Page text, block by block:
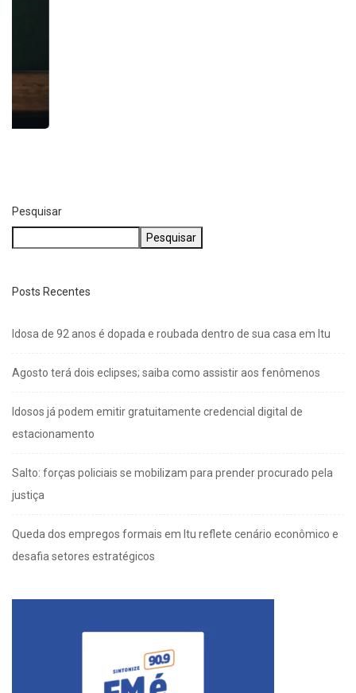
Pesquisar
Pesquisar
Posts Recentes
Idosa de 92 anos é dopada e roubada dentro de sua casa em Itu
Agosto terá dois eclipses; saiba como assistir aos fenômenos
Idosos já podem emitir gratuitamente credencial digital de
estacionamento
Salto: forças policiais se mobilizam para prender procurado pela
justiça
Queda dos empregos formais em Itu reflete cenário econômico e
desafia setores estratégicos